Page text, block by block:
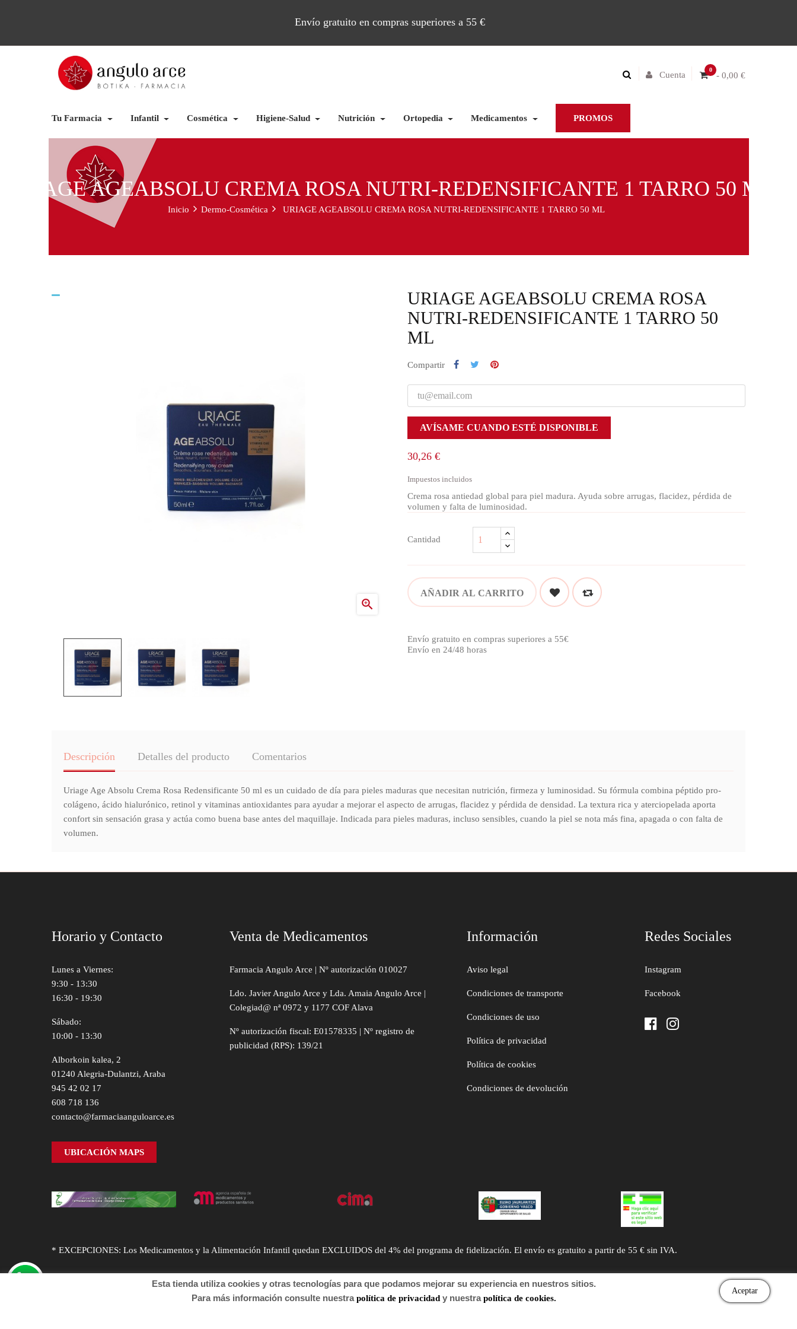
Envío gratuito en compras superiores a 55 €
0
- 0,00 €
Cuenta
Tu Farmacia Infantil Cosmética Higiene-Salud Nutrición Ortopedia Medicamentos PROMOS
URIAGE AGEABSOLU CREMA ROSA NUTRI-REDENSIFICANTE 1 TARRO 50 ML
Inicio Dermo-Cosmética URIAGE AGEABSOLU CREMA ROSA NUTRI-REDENSIFICANTE 1 TARRO 50 ML

URIAGE AGEABSOLU CREMA ROSA
NUTRI-REDENSIFICANTE 1 TARRO 50
ML
Compartir
AVÍSAME CUANDO ESTÉ DISPONIBLE
30,26 €
Impuestos incluidos
Crema rosa antiedad global para piel madura. Ayuda sobre arrugas, flacidez, pérdida de
volumen y falta de luminosidad.
Cantidad
AÑADIR AL CARRITO
Envío gratuito en compras superiores a 55€
Envío en 24/48 horas
Descripción Detalles del producto Comentarios
Uriage Age Absolu Crema Rosa Redensificante 50 ml es un cuidado de día para pieles maduras que necesitan nutrición, firmeza y luminosidad. Su fórmula combina péptido pro-
colágeno, ácido hialurónico, retinol y vitaminas antioxidantes para ayudar a mejorar el aspecto de arrugas, flacidez y pérdida de densidad. La textura rica y aterciopelada aporta
confort sin sensación grasa y actúa como buena base antes del maquillaje. Indicada para pieles maduras, incluso sensibles, cuando la piel se nota más fina, apagada o con falta de
volumen.
Horario y Contacto
Lunes a Viernes:
9:30 - 13:30
16:30 - 19:30
Sábado:
10:00 - 13:30
Alborkoin kalea, 2
01240 Alegria-Dulantzi, Araba
945 42 02 17
608 718 136
contacto@farmaciaanguloarce.es
UBICACIÓN MAPS
Venta de Medicamentos
Farmacia Angulo Arce | Nº autorización 010027
Ldo. Javier Angulo Arce y Lda. Amaia Angulo Arce |
Colegiad@ nª 0972 y 1177 COF Alava
Nº autorización fiscal: E01578335 | Nº registro de
publicidad (RPS): 139/21
Información
Aviso legal
Condiciones de transporte
Condiciones de uso
Política de privacidad
Política de cookies
Condiciones de devolución
Redes Sociales
Instagram
Facebook
* EXCEPCIONES: Los Medicamentos y la Alimentación Infantil quedan EXCLUIDOS del 4% del programa de fidelización. El envío es gratuito a partir de 55 € sin IVA.
Esta tienda utiliza cookies y otras tecnologías para que podamos mejorar su experiencia en nuestros sitios.
Para más información consulte nuestrapolítica de privacidad y nuestrapolítica de cookies.
Aceptar